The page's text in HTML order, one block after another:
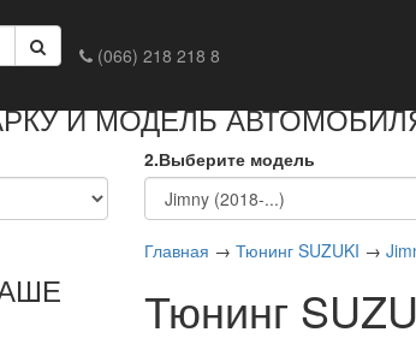
(066) 218 218 8
Обмен и возврат Контакты
И МОДЕЛЬ
2.Выберите модель
Главная → Тюнинг SUZUKI →
Тюнинг